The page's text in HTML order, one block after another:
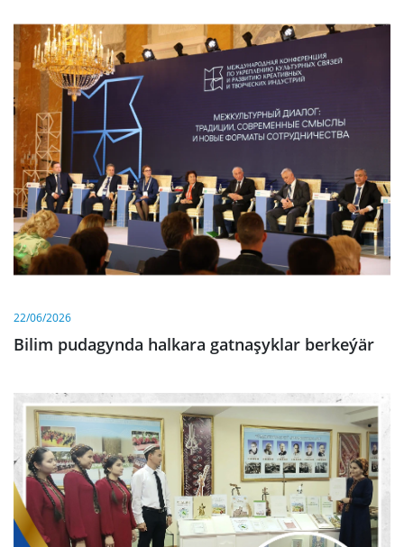
22/06/2026
Bilim pudagynda halkara gatnaşyklar berkeýär